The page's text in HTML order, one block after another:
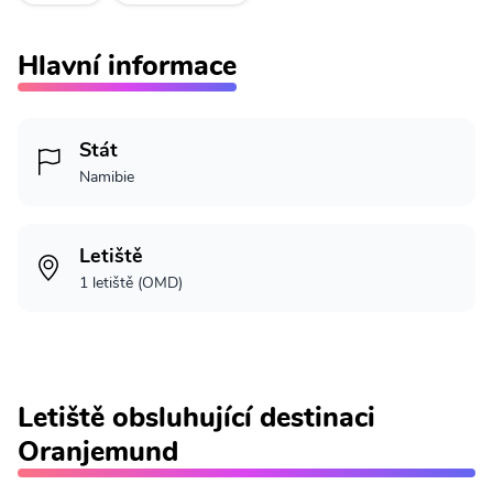
Hlavní informace
Stát
Namibie
Letiště
1 letiště (OMD)
Letiště obsluhující destinaci
Oranjemund